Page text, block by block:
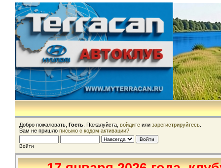
Добро пожаловать, Гость . Пожалуйста, войдите или зарегистрируйтесь
Вам не пришло письмо с кодом активации?
Войти